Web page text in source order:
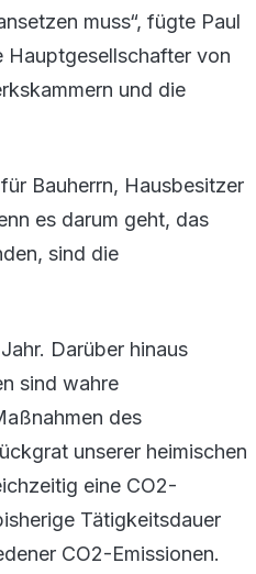
muss“, fügte Paul
Hauptgesellschafter von
und die
Bauherrn, Hausbesitzer
es darum geht, das
sind die
Darüber hinaus
sind wahre
des
unserer heimischen
eine CO2-
Tätigkeitsdauer
CO2-Emissionen.